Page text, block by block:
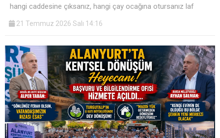
hangi caddesine çıksanız, hangi çay ocağına otursanız laf
21 Temmuz 2026 Salı 14:16